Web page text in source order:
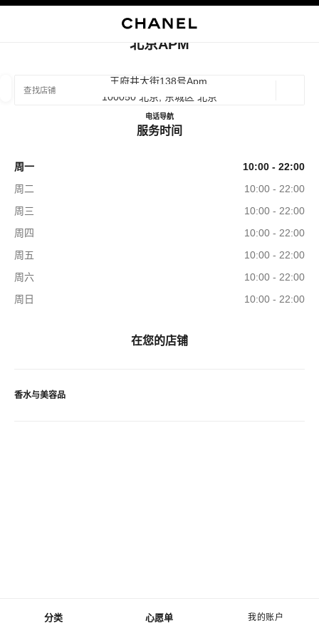
菜单 - 主导航
分类 心愿单 我的账户
相关建议会显示在此搜索栏下方
北京APM
王府井大街138号apm,
100050 北京, 东城区 北京
电话1065123863
导航北京APM
服务时间
周一
10:00 - 22:00
周二
10:00 - 22:00
周三
10:00 - 22:00
周四
10:00 - 22:00
周五
10:00 - 22:00
周六
10:00 - 22:00
周日
10:00 - 22:00
在您的店铺
香水与美容品